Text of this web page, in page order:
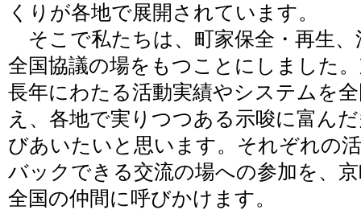
くりが各地で展開されています。
そこで私たちは、町家保全・再生、
全国協議の場をもつことにしました
長年にわたる活動実績やシステムを
え、各地で実りつつある示唆に富ん
びあいたいと思います。それぞれの
バックできる交流の場への参加を、
全国の仲間に呼びかけます。